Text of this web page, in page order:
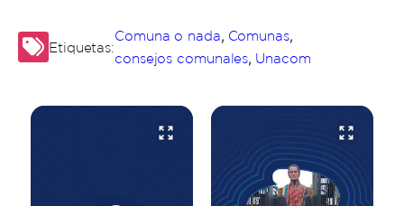
Etiquetas:
Comuna o nada, Comunas,
consejos comunales, Unacom